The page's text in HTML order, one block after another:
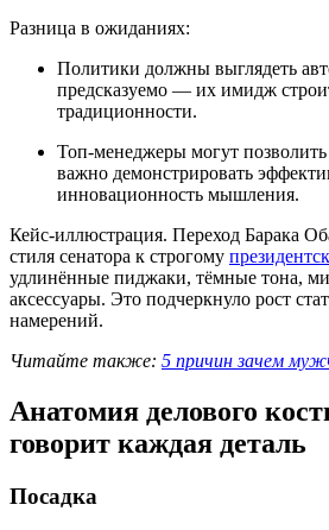
Разница в ожиданиях:
Политики должны выглядеть
предсказуемо — их имидж
традиционности.
Топ‑менеджеры могут
важно демонстрировать
инновационность мышления.
Кейс‑иллюстрация. Переход Барака
стиля сенатора к строгому
удлинённые пиджаки, тёмные тона,
аксессуары. Это подчеркнуло рост
намерений.
Читайте также: 5 причин зачем
Анатомия делового
говорит каждая деталь
Посадка